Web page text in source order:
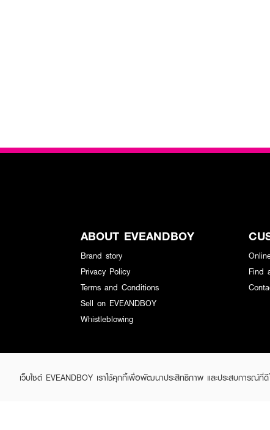
เว็บไซต์ EVEANDBOY เราใช้คุกกี้เพื่อพัฒนาประสิทธิภาพ และประสบการณ์
ABOUT EVEANDBOY
Brand story
Privacy Policy
Terms and Conditions
Sell on EVEANDBOY
Whistleblowing
Find